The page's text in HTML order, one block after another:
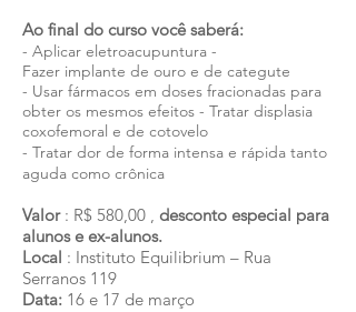
Ao final do curso você saberá:
- Aplicar eletroacupuntura -
Fazer implante de ouro e de categute
- Usar fármacos em doses fracionadas para
obter os mesmos efeitos - Tratar displasia
coxofemoral e de cotovelo
- Tratar dor de forma intensa e rápida tanto
aguda como crônica
Valor: R$ 580,00 , desconto especial para
alunos e ex-alunos.
Local : Instituto Equilibrium – Rua
Serranos 119
Data: 16 e 17 de março